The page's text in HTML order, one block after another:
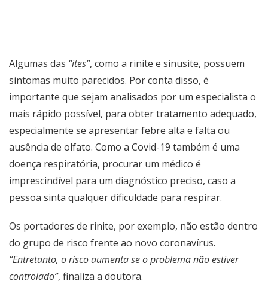
Algumas das “ites”, como a rinite e sinusite, possuem
sintomas muito parecidos. Por conta disso, é
importante que sejam analisados por um especialista o
mais rápido possível, para obter tratamento adequado,
especialmente se apresentar febre alta e falta ou
ausência de olfato. Como a Covid-19 também é uma
doença respiratória, procurar um médico é
imprescindível para um diagnóstico preciso, caso a
pessoa sinta qualquer dificuldade para respirar.
Os portadores de rinite, por exemplo, não estão dentro
do grupo de risco frente ao novo coronavírus.
“Entretanto, o risco aumenta se o problema não estiver
controlado”, finaliza a doutora.